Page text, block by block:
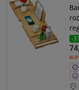
-
74